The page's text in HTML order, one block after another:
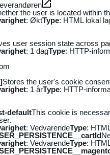
the user is located within
: ØktType: HTML lokal
user session state across
: 1 dagType: HTTP-
Stores the user's cookie
: 1 årType: HTTP-
defaultThis cookie is
: VedvarendeType:
: VedvarendeType: